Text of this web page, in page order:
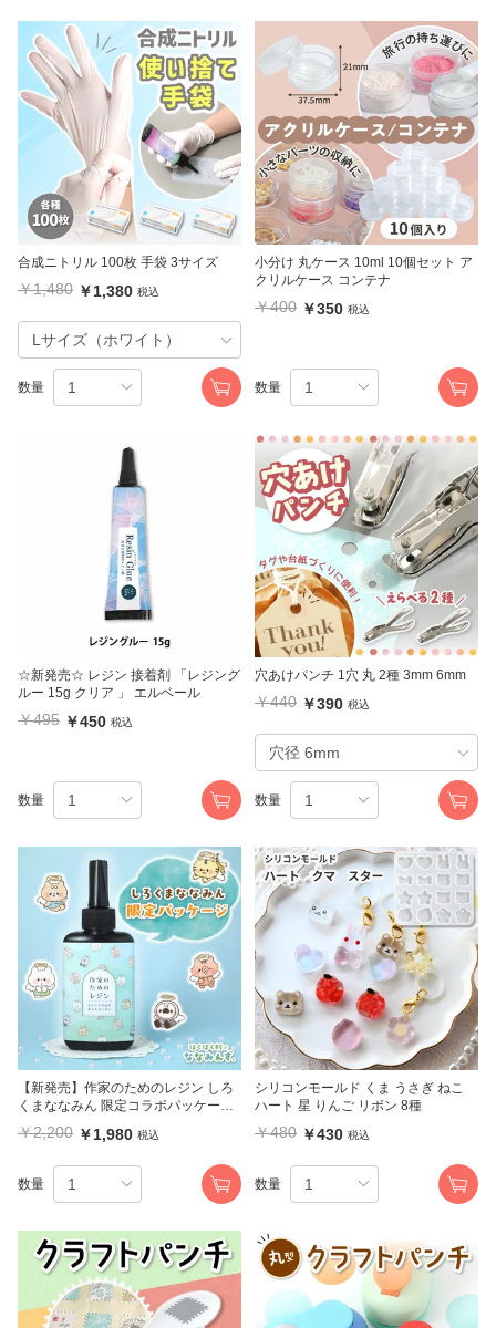
合成ニトリル 100枚 手袋 3サイズ
￥1,480 ￥1,380 税込
数量
小分け 丸ケース 10ml 10個セット ア
クリルケース コンテナ
￥400 ￥350 税込
数量
☆新発売☆ レジン 接着剤 「レジング
ルー 15g クリア 」 エルベール
￥495 ￥450 税込
数量
穴あけパンチ 1穴 丸 2種 3mm 6mm
￥440 ￥390 税込
数量
【新発売】作家のためのレジン しろ
くまななみん 限定コラボパッケージ
ほくほく村のななみんず.
￥2,200 ￥1,980 税込
数量
シリコンモールド くま うさぎ ねこ
ハート 星 りんご リボン 8種
￥480 ￥430 税込
数量